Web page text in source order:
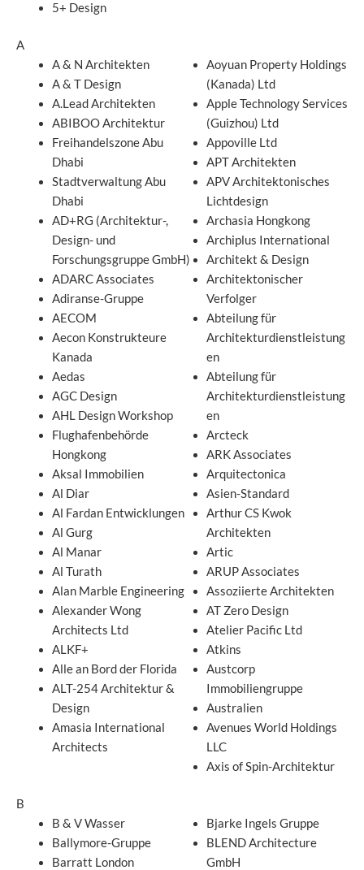
5+ Design
A
A & N Architekten
A & T Design
A.Lead Architekten
ABIBOO Architektur
Freihandelszone Abu
Dhabi
Stadtverwaltung Abu
Dhabi
AD+RG (Architektur-,
Design- und
Forschungsgruppe GmbH)
ADARC Associates
Adiranse-Gruppe
AECOM
Aecon Konstrukteure
Kanada
Aedas
AGC Design
AHL Design Workshop
Flughafenbehörde
Hongkong
Aksal Immobilien
Al Diar
Al Fardan Entwicklungen
Al Gurg
Al Manar
Al Turath
Alan Marble Engineering
Alexander Wong
Architects Ltd
ALKF+
Alle an Bord der Florida
ALT-254 Architektur &
Design
Amasia International
Architects
Aoyuan Property Holdings
(Kanada) Ltd
Apple Technology Services
(Guizhou) Ltd
Appoville Ltd
APT Architekten
APV Architektonisches
Lichtdesign
Archasia Hongkong
Archiplus International
Architekt & Design
Architektonischer
Verfolger
Abteilung für
Architekturdienstleistung
en
Abteilung für
Architekturdienstleistung
en
Arcteck
ARK Associates
Arquitectonica
Asien-Standard
Arthur CS Kwok
Architekten
Artic
ARUP Associates
Assoziierte Architekten
AT Zero Design
Atelier Pacific Ltd
Atkins
Austcorp
Immobiliengruppe
Australien
Avenues World Holdings
LLC
Axis of Spin-Architektur
B
B & V Wasser
Ballymore-Gruppe
Barratt London
Bjarke Ingels Gruppe
BLEND Architecture
GmbH